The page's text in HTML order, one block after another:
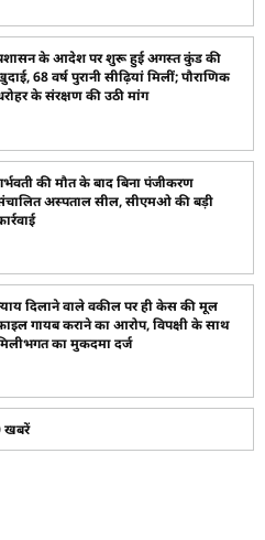
के आदेश पर शुरू हुई अगस्त कुंड की
68 वर्ष पुरानी सीढ़ियां मिलीं; पौराणिक
के संरक्षण की उठी मांग
की मौत के बाद बिना पंजीकरण
अस्पताल सील, सीएमओ की बड़ी
दिलाने वाले वकील पर ही केस की मूल
गायब कराने का आरोप, विपक्षी के साथ
का मुकदमा दर्ज
खबरें